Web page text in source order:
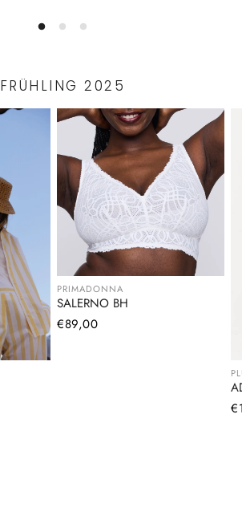
FRÜHLING 2025
PRIMADONNA
SALERNO BH
Normaler
€89,00